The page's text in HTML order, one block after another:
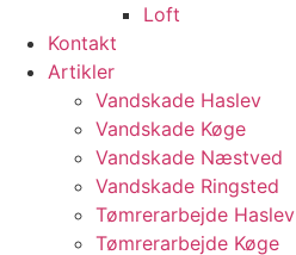
Loft
Kontakt
Artikler
Vandskade Haslev
Vandskade Køge
Vandskade Næstved
Vandskade Ringsted
Tømrerarbejde Haslev
Tømrerarbejde Køge